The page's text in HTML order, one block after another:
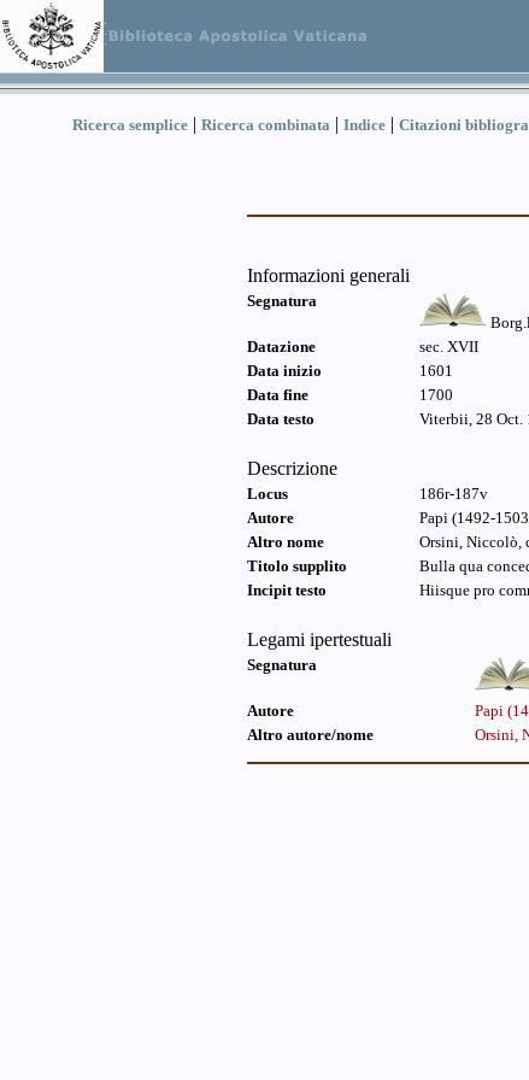
Ricerca semplice | Ricerca combinata | Indice | Citazioni
Informazioni generali
Segnatura
Datazione
sec. XVII
Data inizio
1601
Data fine
1700
Data testo
Viterbii, 28 Oct.
Descrizione
Locus
186r-187v
Autore
Papi (1492-
Altro nome
Orsini, Niccolò,
Titolo supplito
Bulla qua
Incipit testo
Hiisque pro
Legami ipertestuali
Segnatura
Autore
Papi
Altro autore/nome
Orsini,